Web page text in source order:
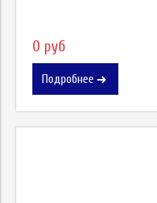
0 руб
Подробнее